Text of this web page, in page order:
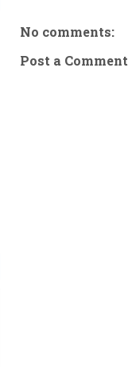
No comments:
Post a Comment